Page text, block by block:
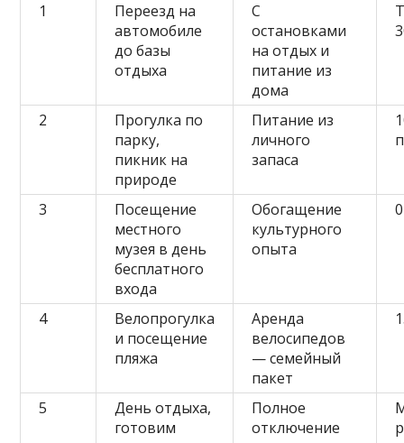
1
Переезд на
автомобиле
до базы
отдыха
С
остановками
на отдых и
питание из
дома
2
Прогулка по
парку,
пикник на
природе
Питание из
личного
запаса
3
Посещение
местного
музея в день
бесплатного
входа
Обогащение
культурного
опыта
4
Велопрогулка
и посещение
пляжа
Аренда
велосипедов
— семейный
пакет
5
День отдыха,
готовим
Полное
отключение